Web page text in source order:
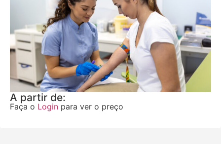
A partir de:
Faça o Login para ver o preço